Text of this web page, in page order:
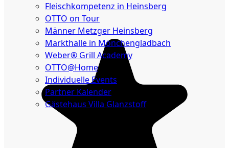
Fleischkompetenz in Heinsberg
OTTO on Tour
Männer Metzger Heinsberg
Markthalle in Mönchengladbach
Weber® Grill Academy
OTTO@Home
Individuelle Events
Partner Kalender
Gästehaus Villa Glanzstoff
Gutscheine